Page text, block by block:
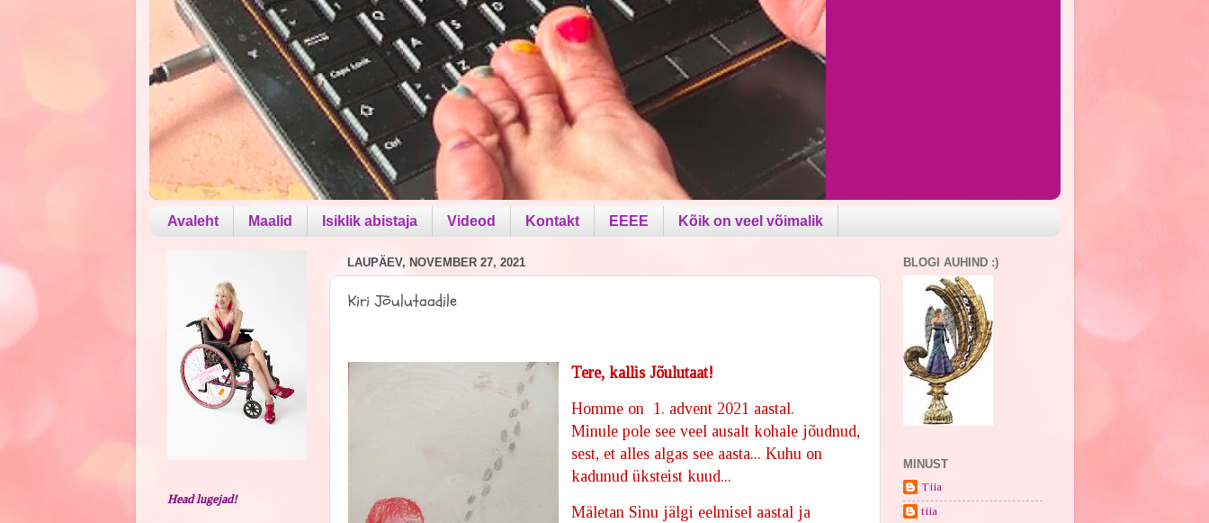
Avaleht Maalid Isiklik abistaja Videod Kontakt EEEE Kõik on veel võimalik
LAUPÄEV, NOVEMBER 27, 2021
Kiri Jõulutaadile
Tere, kallis Jõulutaat!
Homme on 1. advent 2021 aastal.
Minule pole see veel ausalt kohale jõudnud,
sest, et alles algas see aasta... Kuhu on
kadunud üksteist kuud...
Mäletan Sinu jälgi eelmisel aastal ja
Head lugejad!
BLOGI AUHIND :)
MINUST
Tiia
tiia